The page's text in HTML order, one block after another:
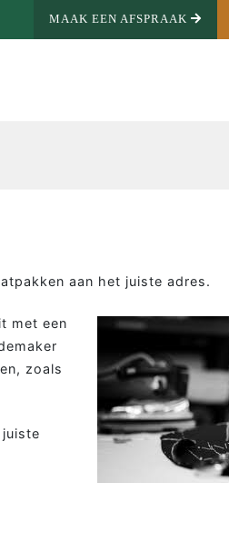
MAAK EEN AFSPRAAK
MANDEMAKER
Wie is Mandemaker
Klant ervaringen
aan het juiste adres.
met een
zoals